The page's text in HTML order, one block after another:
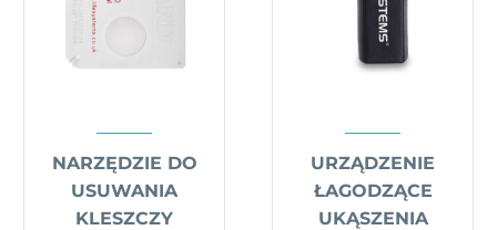
NARZĘDZIE DO
USUWANIA
KLESZCZY
URZĄDZENIE
ŁAGODZĄCE
UKĄSZENIA